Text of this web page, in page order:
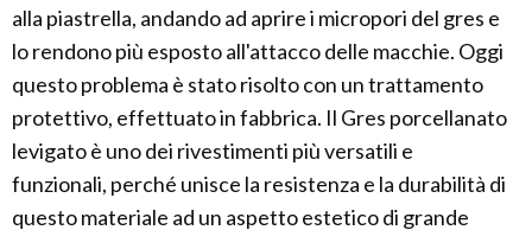
alla piastrella, andando ad aprire i micropori del gres e
lo rendono più esposto all'attacco delle macchie. Oggi
questo problema è stato risolto con un trattamento
protettivo, effettuato in fabbrica. Il Gres porcellanato
levigato è uno dei rivestimenti più versatili e
funzionali, perché unisce la resistenza e la durabilità di
questo materiale ad un aspetto estetico di grande